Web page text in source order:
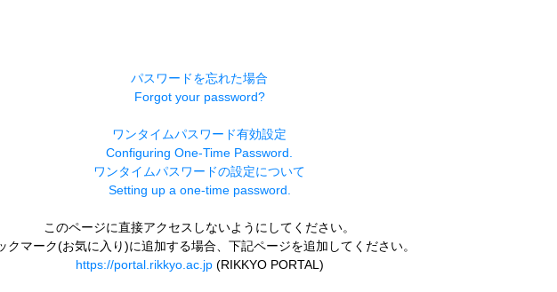
パスワードを忘れた場合
Forgot your password?
ワンタイムパスワード有効設定
Configuring One-Time Password.
ワンタイムパスワードの設定について
Setting up a one-time password.
このページに直接アクセスしないようにしてください。
クマーク(お気に入り)に追加する場合、下記ページを追加してください。
https://portal.rikkyo.ac.jp(RIKKYO PORTAL)